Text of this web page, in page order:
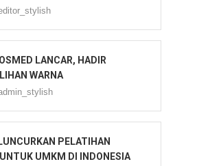
LANCAR, HADIR
WARNA
PELATIHAN
UMKM DI INDONESIA